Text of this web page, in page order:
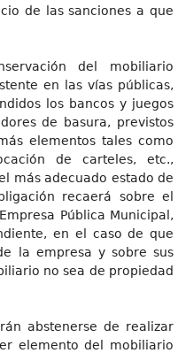
de las sanciones a que
del mobiliario
en las vías públicas,
los bancos y juegos
de basura, previstos
elementos tales como
de carteles, etc.,
más adecuado estado de
recaerá sobre el
Pública Municipal,
en el caso de que
la empresa y sobre sus
no sea de propiedad
abstenerse de realizar
elemento del mobiliario